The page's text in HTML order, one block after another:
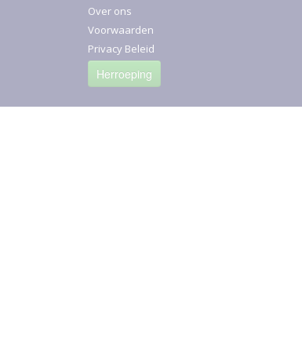
Over ons
Voorwaarden
Privacy Beleid
Herroeping